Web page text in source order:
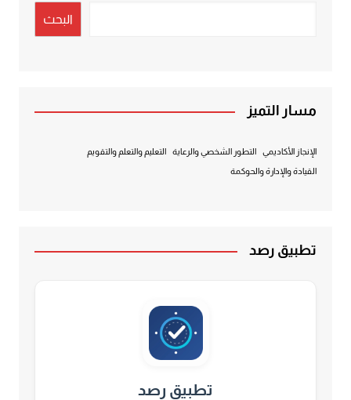
البحث
مسار التميز
الإنجاز الأكاديمي التطور الشخصي والرعاية التعليم والتعلم والتقويم
القيادة والإدارة والحوكمة
تطبيق رصد
تطبيق رصد